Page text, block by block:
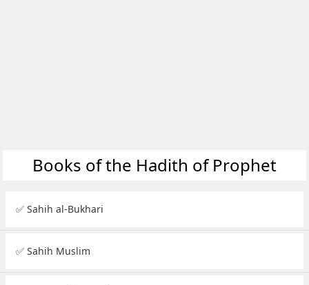
Books of the Hadith of Prophet
✅ Sahih al-Bukhari
✅ Sahih Muslim